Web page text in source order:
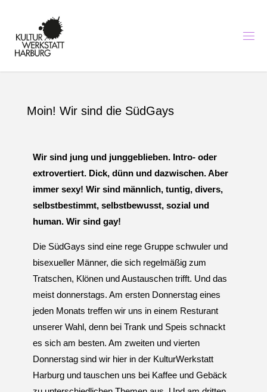
R B
U N
S T
M
IK
UN
BI
UN
G
A
KA
NA
P
TZ
Moin! Wir sind die SüdGays
Wir sind jung und junggeblieben. Intro- oder
extrovertiert. Dick, dünn und dazwischen. Aber
immer sexy! Wir sind männlich, tuntig, divers,
selbstbestimmt, selbstbewusst, sozial und
human. Wir sind gay!
Die SüdGays sind eine rege Gruppe schwuler und
bisexueller Männer, die sich regelmäßig zum
Tratschen, Klönen und Austauschen trifft. Und das
meist donnerstags. Am ersten Donnerstag eines
jeden Monats treffen wir uns in einem Resturant
unserer Wahl, denn bei Trank und Speis schnackt
es sich am besten. Am zweiten und vierten
Donnerstag sind wir hier in der KulturWerkstatt
Harburg und tauschen uns bei Kaffee und Gebäck